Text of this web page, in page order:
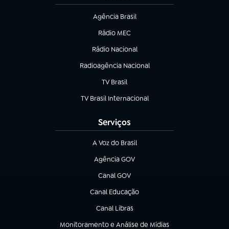
Agência Brasil
(abre em nova aba)
Rádio MEC
(abre em nova aba)
Rádio Nacional
Radioagência Nacional
(abre em nova aba)
TV Brasil
(abre em nova aba)
TV Brasil Internacional
(abre em nova aba)
Serviços
A Voz do Brasil
(abre em nova aba)
Agência GOV
(abre em nova aba)
Canal GOV
(abre em nova aba)
Canal Educação
(abre em nova aba)
Canal Libras
(abre em nova aba)
Monitoramento e Análise de Mídias